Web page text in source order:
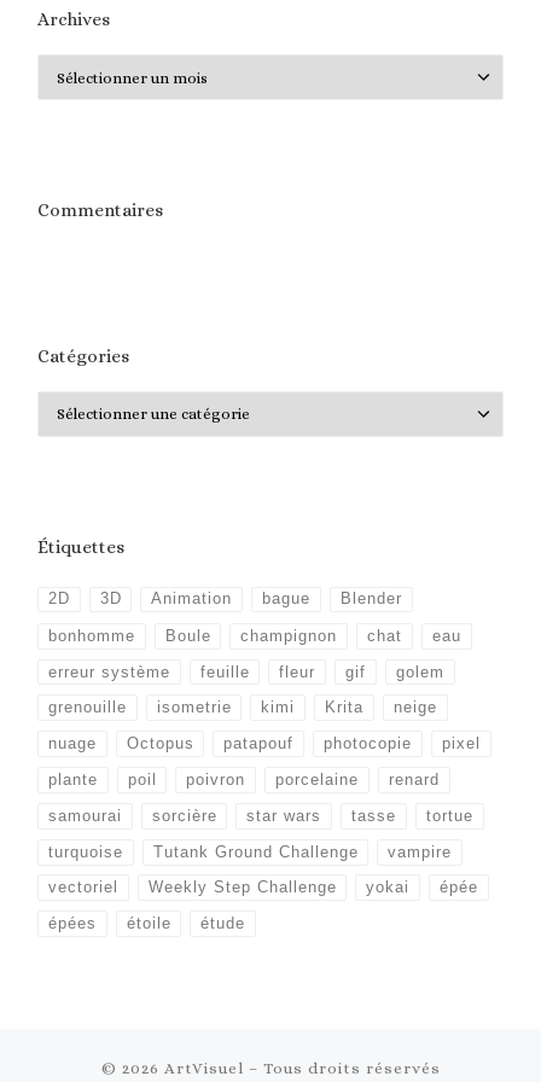
Archives
Commentaires
Catégories
Étiquettes
2D 3D Animation bague Blender
bonhomme Boule champignon chat eau
erreur système feuille fleur gif golem
grenouille isometrie kimi Krita neige
nuage Octopus patapouf photocopie pixel
plante poil poivron porcelaine renard
samourai sorcière star wars tasse tortue
turquoise Tutank Ground Challenge vampire
vectoriel Weekly Step Challenge yokai épée
épées étoile étude
© 2026 ArtVisuel – Tous droits réservés